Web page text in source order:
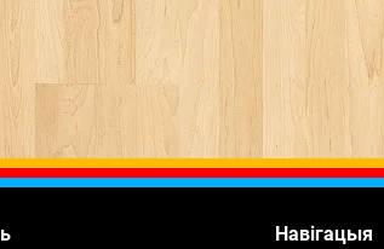
Навігацыя